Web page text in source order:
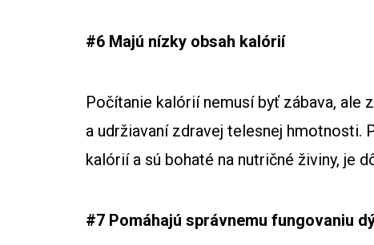
#6 Majú nízky obsah kalórií
Počítanie kalórií nemusí byť zábava, ale
a udržiavaní zdravej telesnej hmotnosti.
kalórií a sú bohaté na nutričné živiny, je
#7 Pomáhajú správnemu fungovaniu